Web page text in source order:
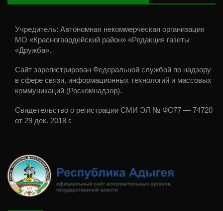
Учредитель: Автономная некоммерческая организация
МО «Красногвардейский район» «Редакция газеты
«Дружба».
Сайт зарегистрирован Федеральной службой по надзору
в сфере связи, информационных технологий и массовых
коммуникаций (Роскомнадзор).
Свидетельство о регистрации СМИ ЭЛ № ФС77 — 74720
от 29 дек. 2018 г.